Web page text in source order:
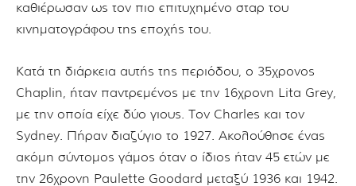
καθιέρωσαν ως τον πιο επιτυχημένο σταρ του
κινηματογράφου της εποχής του.
Κατά τη διάρκεια αυτής της περιόδου, ο 35χρονος
Chaplin, ήταν παντρεμένος με την 16χρονη Lita Grey,
με την οποία είχε δύο γιους. Τον Charles και τον
Sydney. Πήραν διαζύγιο το 1927. Ακολούθησε ένας
ακόμη σύντομος γάμος όταν ο ίδιος ήταν 45 ετών με
την 26χρονη Paulette Goodard μεταξύ 1936 και 1942.